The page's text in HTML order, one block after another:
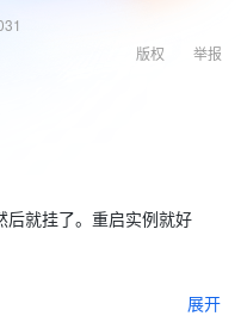
举报
版权
就挂了。重启实例就好
展开